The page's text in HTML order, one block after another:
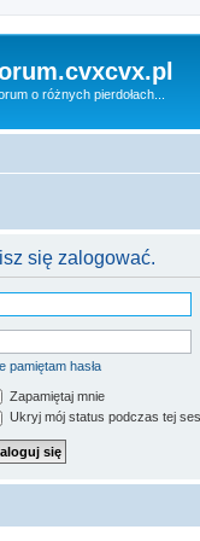
o różnych pierdołach...
się zalogować.
pamiętam hasła
Zapamiętaj mnie
Ukryj mój status podczas tej